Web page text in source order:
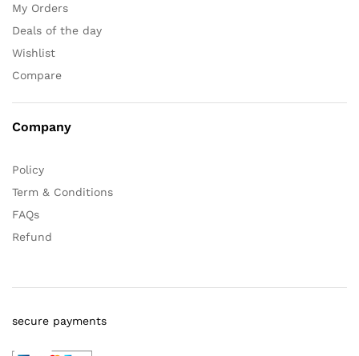
My Orders
Deals of the day
Wishlist
Compare
Company
Policy
Term & Conditions
FAQs
Refund
secure payments